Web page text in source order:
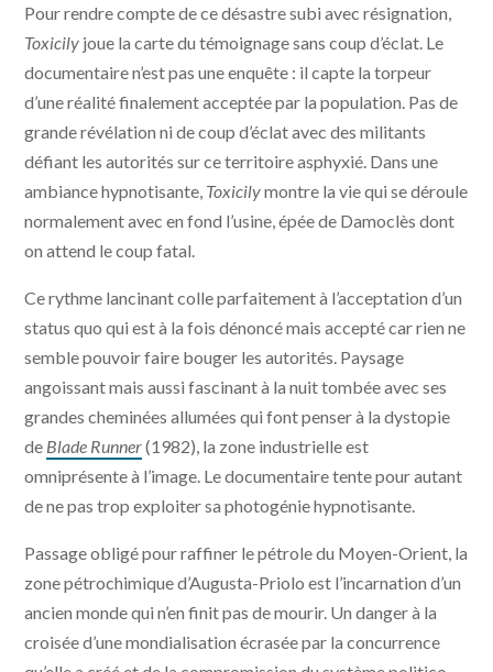
Pour rendre compte de ce désastre subi avec résignation,
Toxicily joue la carte du témoignage sans coup d’éclat. Le
documentaire n’est pas une enquête : il capte la torpeur
d’une réalité finalement acceptée par la population. Pas de
grande révélation ni de coup d’éclat avec des militants
défiant les autorités sur ce territoire asphyxié. Dans une
ambiance hypnotisante, Toxicilymontre la vie qui se déroule
normalement avec en fond l’usine, épée de Damoclès dont
on attend le coup fatal.
Ce rythme lancinant colle parfaitement à l’acceptation d’un
status quo qui est à la fois dénoncé mais accepté car rien ne
semble pouvoir faire bouger les autorités. Paysage
angoissant mais aussi fascinant à la nuit tombée avec ses
grandes cheminées allumées qui font penser à la dystopie
de Blade Runner(1982), la zone industrielle est
omniprésente à l’image. Le documentaire tente pour autant
de ne pas trop exploiter sa photogénie hypnotisante.
Passage obligé pour raffiner le pétrole du Moyen-Orient, la
zone pétrochimique d’Augusta-Priolo est l’incarnation d’un
ancien monde qui n’en finit pas de mourir. Un danger à la
croisée d’une mondialisation écrasée par la concurrence